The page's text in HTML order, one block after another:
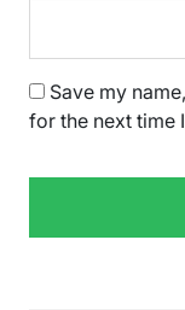
Save my
for the next time